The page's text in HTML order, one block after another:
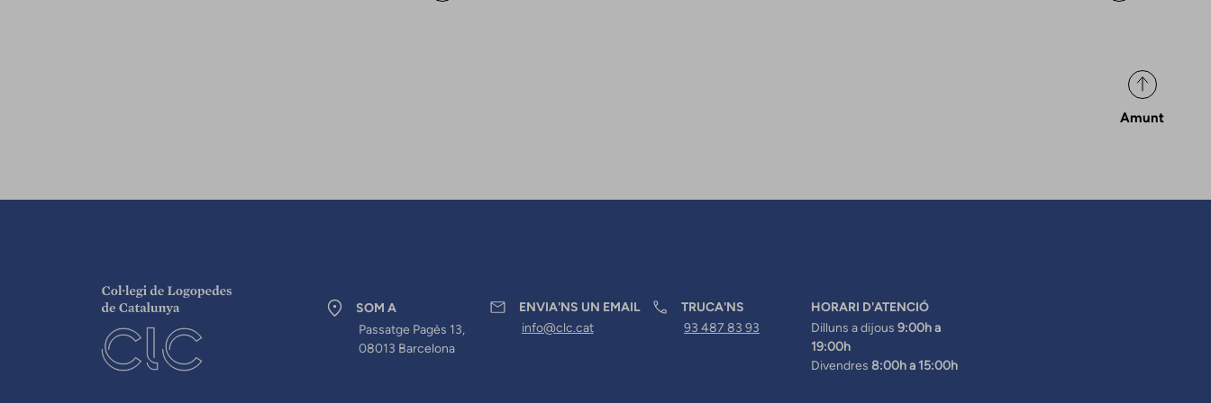
Amunt
SOM A
Passatge Pagès 13,
08013 Barcelona
ENVIA'NS UN EMAIL
info@clc.cat
TRUCA'NS
93 487 83 93
HORARI D'ATENCIÓ
Dilluns a dijous 9:00h a
19:00h
Divendres 8:00h a 15:00h